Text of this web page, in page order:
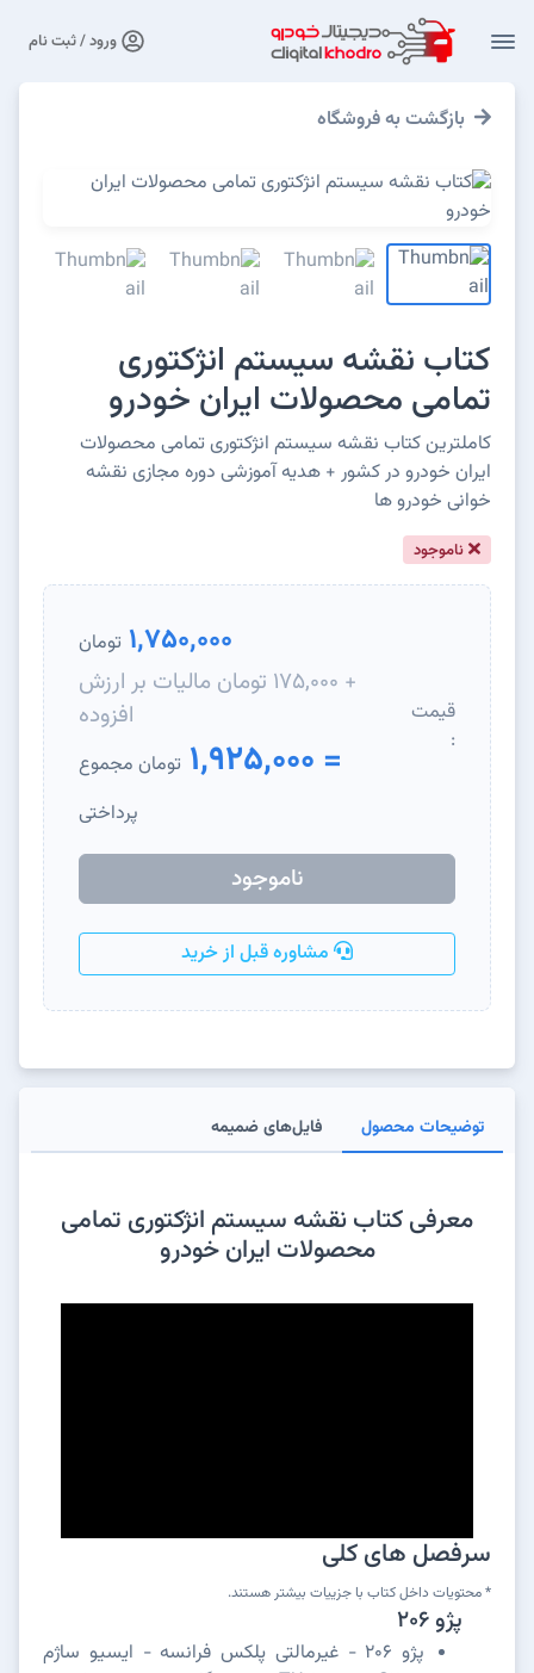
ورود / ثبت نام
بازگشت به فروشگاه
کتاب نقشه سیستم انژکتوری
تمامی محصولات ایران خودرو
کاملترین کتاب نقشه سیستم انژکتوری تمامی محصولات
ایران خودرو در کشور + هدیه آموزشی دوره مجازی نقشه
خوانی خودرو ها
ناموجود
قیمت
:
1,750,000 تومان
+ 175,000 تومان مالیات بر ارزش
افزوده
= 1,925,000
تومان مجموع
پرداختی
ناموجود
مشاوره قبل از خرید
توضیحات محصول فایل‌های ضمیمه
معرفی کتاب نقشه سیستم انژکتوری تمامی
محصولات ایران خودرو
سرفصل های کلی
* محتویات داخل کتاب با جزییات بیشتر هستند.
پژو 206
پژو 206 - غیرمالتی پلکس فرانسه - ایسیو ساژم